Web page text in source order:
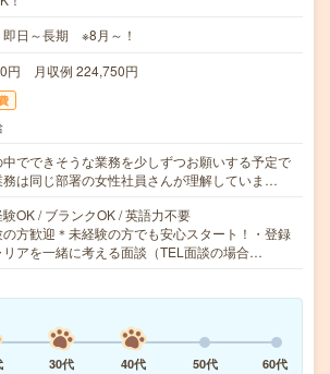
即日～長期 ※8月～！
円 月収例 224,750円
中でできそうな業務を少しずつお願いする予定で
務は同じ部署の女性社員さんが理解していま…
OK / ブランクOK / 英語力不要
の方歓迎＊未経験の方でも安心スタート！・登録
リアを一緒に考える面談（TEL面談の場合…
30代 40代 50代
60代